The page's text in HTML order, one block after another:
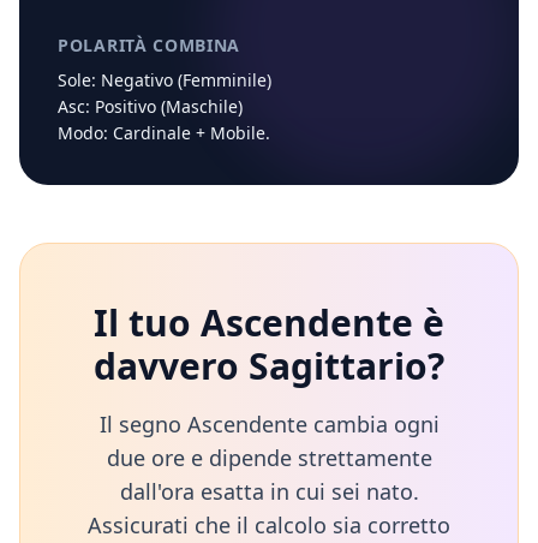
POLARITÀ COMBINA
Sole: Negativo (Femminile)
Asc: Positivo (Maschile)
Modo: Cardinale + Mobile.
Il tuo Ascendente è
davvero Sagittario?
Il segno Ascendente cambia ogni
due ore e dipende strettamente
dall'ora esatta in cui sei nato.
Assicurati che il calcolo sia corretto